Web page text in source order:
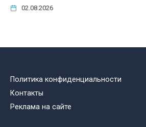
02.08.2026
Политика конфиденциальности
Контакты
Реклама на сайте